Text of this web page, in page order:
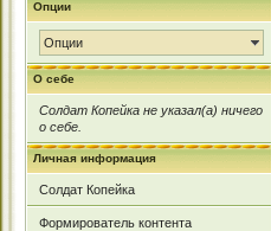
Опции
Опции
О себе
Солдат Копейка не указал(а) ничего
о себе.
Личная информация
Солдат Копейка
Формирователь контента